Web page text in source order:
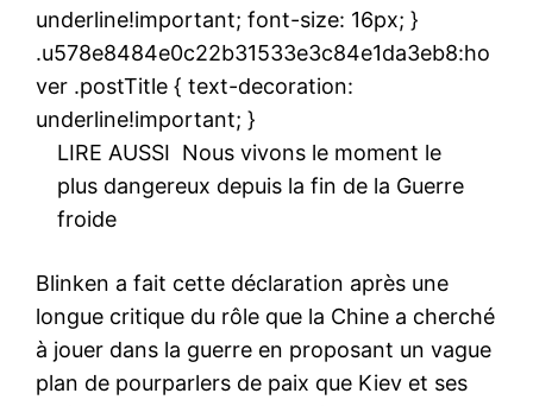
underline!important; font-size: 16px; }
.u578e8484e0c22b31533e3c84e1da3eb8:ho
ver .postTitle { text-decoration:
underline!important; }
LIRE AUSSI Nous vivons le moment le
plus dangereux depuis la fin de la Guerre
froide
Blinken a fait cette déclaration après une
longue critique du rôle que la Chine a cherché
à jouer dans la guerre en proposant un vague
plan de pourparlers de paix que Kiev et ses